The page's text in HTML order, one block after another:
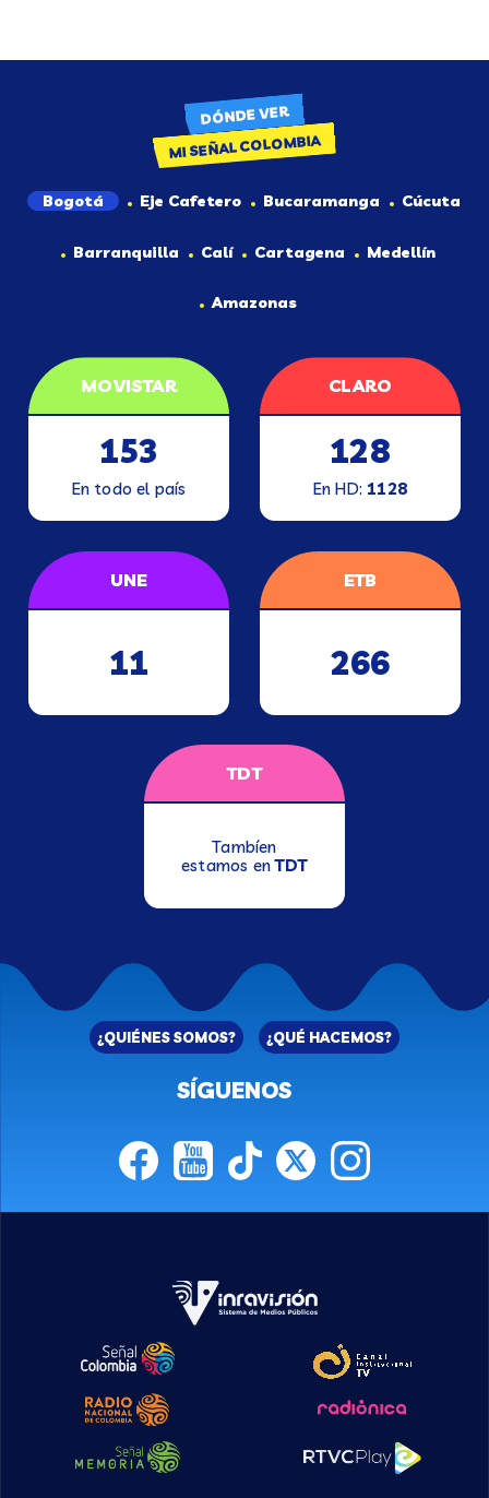
DÓNDE VER
MI SEÑAL COLOMBIA
Bogotá Eje Cafetero Bucaramanga Cúcuta
Barranquilla Calí Cartagena Medellín
Amazonas
MOVISTAR
153
En todo el país
CLARO
128
En HD:1128
UNE
11
ETB
266
TDT
Tambíen
estamos enTDT
¿QUIÉNES SOMOS? ¿QUÉ HACEMOS?
SÍGUENOS